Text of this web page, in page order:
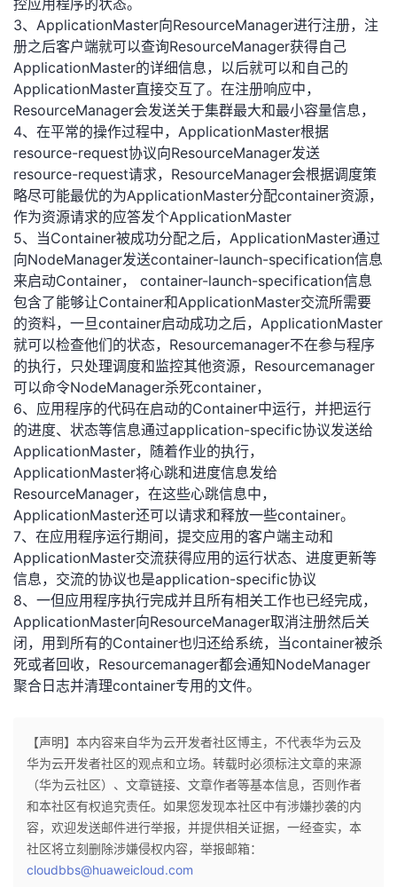
控应用程序的状态。
3、ApplicationMaster向ResourceManager进行注册，注
册之后客户端就可以查询ResourceManager获得自己
ApplicationMaster的详细信息，以后就可以和自己的
ApplicationMaster直接交互了。在注册响应中，
ResourceManager会发送关于集群最大和最小容量信息，
4、在平常的操作过程中，ApplicationMaster根据
resource-request协议向ResourceManager发送
resource-request请求，ResourceManager会根据调度策
略尽可能最优的为ApplicationMaster分配container资源，
作为资源请求的应答发个ApplicationMaster
5、当Container被成功分配之后，ApplicationMaster通过
向NodeManager发送container-launch-specification信息
来启动Container， container-launch-specification信息
包含了能够让Container和ApplicationMaster交流所需要
的资料，一旦container启动成功之后，ApplicationMaster
就可以检查他们的状态，Resourcemanager不在参与程序
的执行，只处理调度和监控其他资源，Resourcemanager
可以命令NodeManager杀死container，
6、应用程序的代码在启动的Container中运行，并把运行
的进度、状态等信息通过application-specific协议发送给
ApplicationMaster，随着作业的执行，
ApplicationMaster将心跳和进度信息发给
ResourceManager，在这些心跳信息中，
ApplicationMaster还可以请求和释放一些container。
7、在应用程序运行期间，提交应用的客户端主动和
ApplicationMaster交流获得应用的运行状态、进度更新等
信息，交流的协议也是application-specific协议
8、一但应用程序执行完成并且所有相关工作也已经完成，
ApplicationMaster向ResourceManager取消注册然后关
闭，用到所有的Container也归还给系统，当container被杀
死或者回收，Resourcemanager都会通知NodeManager
聚合日志并清理container专用的文件。
【声明】本内容来自华为云开发者社区博主，不代表华为云及
华为云开发者社区的观点和立场。转载时必须标注文章的来源
（华为云社区）、文章链接、文章作者等基本信息，否则作者
和本社区有权追究责任。如果您发现本社区中有涉嫌抄袭的内
容，欢迎发送邮件进行举报，并提供相关证据，一经查实，本
社区将立刻删除涉嫌侵权内容，举报邮箱：
cloudbbs@huaweicloud.com